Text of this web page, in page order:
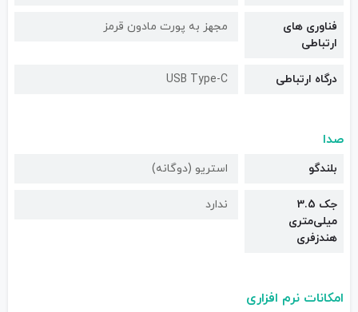
فناوری های
ارتباطی
مجهز به پورت مادون قرمز
درگاه ارتباطی USB Type-C
صدا
بلندگو استریو (دوگانه)
جک 3.5
میلی‌متری
هندزفری
ندارد
امکانات نرم افزاری